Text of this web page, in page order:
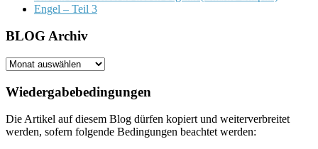
Engel – Teil 3
BLOG Archiv
BLOG
Wiedergabebedingungen
Die Artikel auf diesem Blog dürfen kopiert und weiterverbreitet
werden, sofern folgende Bedingungen beachtet werden: